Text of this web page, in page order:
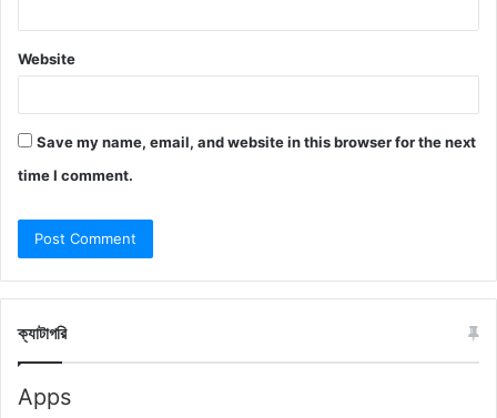
Website
Save my name, email, and website in this browser for the next
time I comment.
ক্যাটাগরি
Apps